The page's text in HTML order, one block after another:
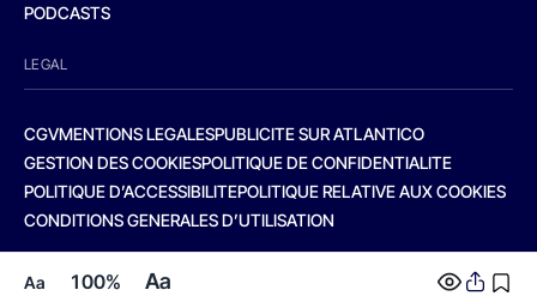
Aa 100% Aa
PODCASTS
LEGAL
CGVMENTIONS LEGALESPUBLICITE SUR ATLANTICO
GESTION DES COOKIESPOLITIQUE DE CONFIDENTIALITE
POLITIQUE D’ACCESSIBILITEPOLITIQUE RELATIVE AUX COOKIES
CONDITIONS GENERALES D’UTILISATION